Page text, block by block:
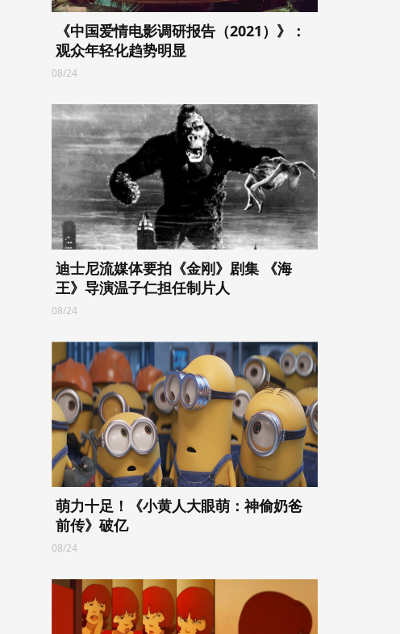
《中国爱情电影调研报告（2021）》：
观众年轻化趋势明显
08/24
迪士尼流媒体要拍《金刚》剧集 《海
王》导演温子仁担任制片人
08/24
萌力十足！《小黄人大眼萌：神偷奶爸
前传》破亿
08/24